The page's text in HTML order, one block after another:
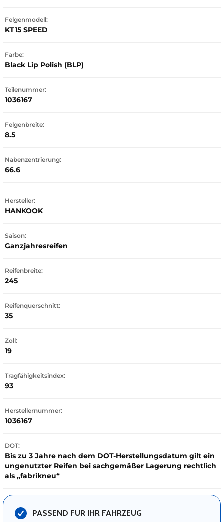
Felgenmodell:
KT15 SPEED
Farbe:
Black Lip Polish (BLP)
Teilenummer:
1036167
Felgenbreite:
8.5
Nabenzentrierung:
66.6
Hersteller:
HANKOOK
Saison:
Ganzjahresreifen
Reifenbreite:
245
Reifenquerschnitt:
35
Zoll:
19
Tragfähigkeitsindex:
93
Herstellernummer:
1036167
DOT:
Bis zu 3 Jahre nach dem DOT-Herstellungsdatum gilt ein
ungenutzter Reifen bei sachgemäßer Lagerung rechtlich
als „fabrikneu“
PASSEND FUR IHR FAHRZEUG